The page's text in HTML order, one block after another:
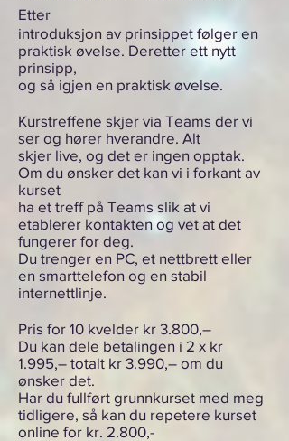
Etter
introduksjon av prinsippet følger en
praktisk øvelse. Deretter ett nytt
prinsipp,
og så igjen en praktisk øvelse.
Kurstreffene skjer via Teams der vi
ser og hører hverandre. Alt
skjer live, og det er ingen opptak.
Om du ønsker det kan vi i forkant av
kurset
ha et treff på Teams slik at vi
etablerer kontakten og vet at det
fungerer for deg.
Du trenger en PC, et nettbrett eller
en smarttelefon og en stabil
internettlinje.
Pris for 10 kvelder kr 3.800,–
Du kan dele betalingen i 2 x kr
1.995,– totalt kr 3.990,– om du
ønsker det.
Har du fullført grunnkurset med meg
tidligere, så kan du repetere kurset
online for kr. 2.800,-